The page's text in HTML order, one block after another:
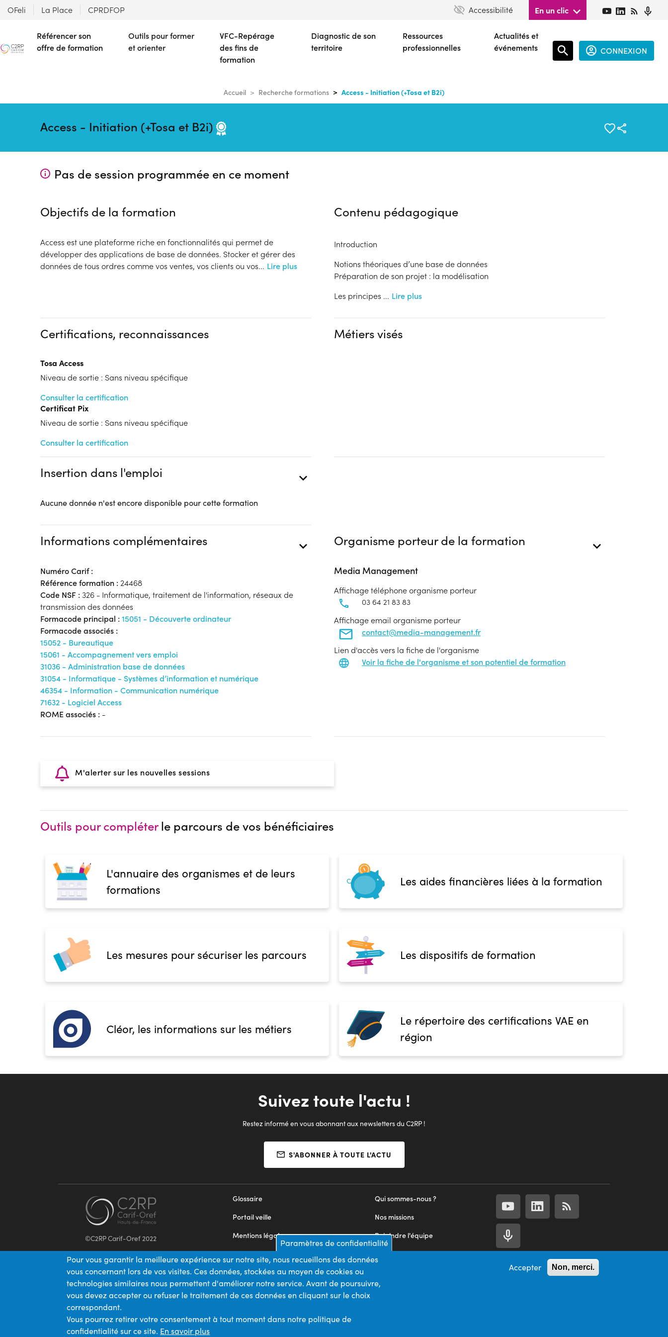
contenu
principal
OFeli La Place CPRDFOP Accessibilité En un clic
Référencer son
offre de formation
Outils pour former
et orienter
VFC-Repérage
des fins de
formation
Diagnostic de son
territoire
Ressources
professionnelles
Actualités et
événements
CONNEXION
Accueil Recherche formations Access - Initiation (+Tosa et B2i)
Access - Initiation (+Tosa et B2i)
Pas de session programmée en ce moment
Objectifs de la formation
Access est une plateforme riche en fonctionnalités qui permet de
développer des applications de base de données. Stocker et gérer des
données de tous ordres comme vos ventes, vos clients ou vos... Lire plus
Contenu pédagogique
Introduction
Notions théoriques d’une base de données
Préparation de son projet : la modélisation
Les principes ... Lire plus
Certifications, reconnaissances
Tosa Access
Niveau de sortie : Sans niveau spécifique
Consulter la certification
Certificat Pix
Niveau de sortie : Sans niveau spécifique
Consulter la certification
Métiers visés
Insertion dans l'emploi
Aucune donnée n'est encore disponible pour cette formation
Informations complémentaires
Numéro Carif :
Référence formation : 24468
Code NSF : 326 - Informatique, traitement de l'information, réseaux de
transmission des données
Formacode principal : 15051 - Découverte ordinateur
Formacode associés :
15052 - Bureautique
15061 - Accompagnement vers emploi
31036 - Administration base de données
31054 - Informatique - Systèmes d’information et numérique
46354 - Information - Communication numérique
71632 - Logiciel Access
ROME associés : -
Organisme porteur de la formation
Media Management
Affichage téléphone organisme porteur
03 64 21 83 83
Affichage email organisme porteur
contact@media-management.fr
Lien d'accès vers la fiche de l'organisme
Voir la fiche de l'organisme et son potentiel de formation
M'alerter sur les nouvelles sessions
Outils pour compléterle parcours de vos bénéficiaires
L'annuaire des organismes et de leurs
formations
Les aides financières liées à la formation
Les mesures pour sécuriser les parcours Les dispositifs de formation
Cléor, les informations sur les métiers
Le répertoire des certifications VAE en
région
Suivez toute l'actu !
Restez informé en vous abonnant aux newsletters du C2RP !
S'ABONNER À TOUTE L'ACTU
©C2RP Carif-Oref 2022
Qui sommes-nous ?
Nos missions
Rejoindre l'équipe
Nous contacter
Glossaire
Portail veille
Mentions légales
Appels d'offres
Plan du site
Paramètres de confidentialité
Pour vous garantir la meilleure expérience sur notre site, nous recueillons des données
vous concernant lors de vos visites. Ces données, stockées au moyen de cookies ou
technologies similaires nous permettent d'améliorer notre service. Avant de poursuivre,
vous devez accepter ou refuser le traitement de ces données en cliquant sur le choix
correspondant.
Vous pourrez retirer votre consentement à tout moment dans notre politique de
confidentialité sur ce site. En savoir plus
Accepter Non, merci.